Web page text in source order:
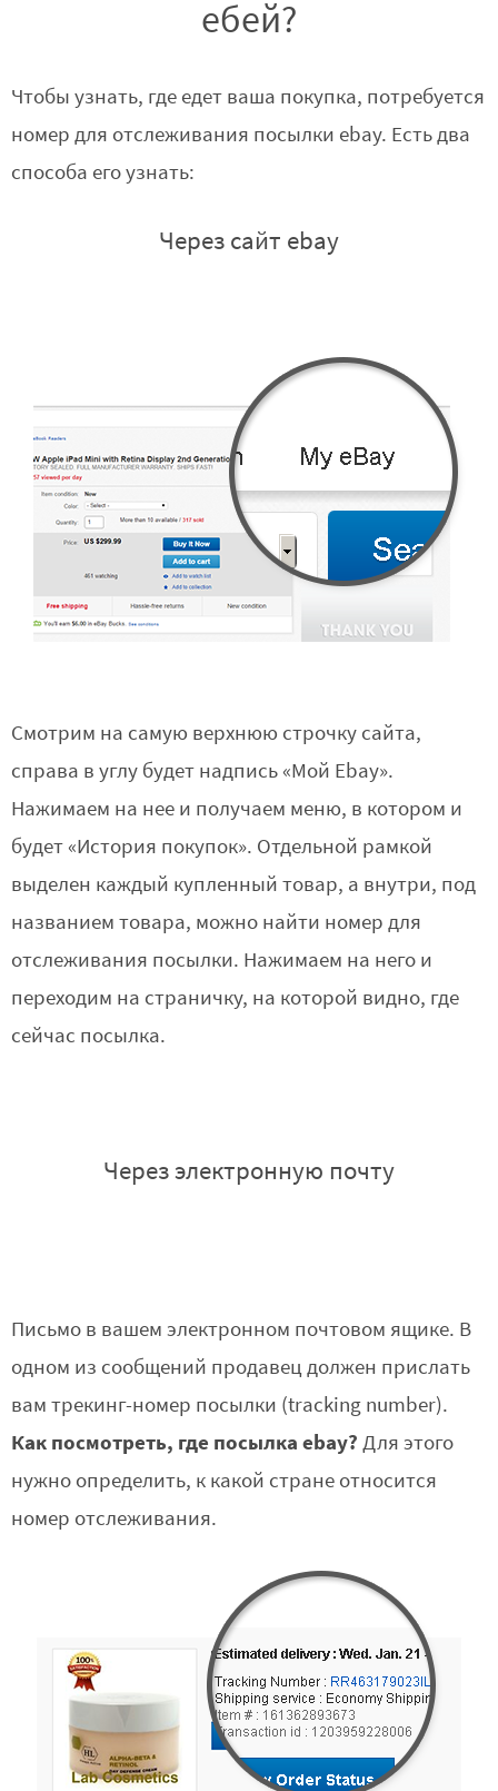
ебей?
Чтобы узнать, где едет ваша покупка, потребуется
номер для отслеживания посылки ebay. Есть два
способа его узнать:
Через сайт ebay
Смотрим на самую верхнюю строчку сайта,
справа в углу будет надпись «Мой Ebay».
Нажимаем на нее и получаем меню, в котором и
будет «История покупок». Отдельной рамкой
выделен каждый купленный товар, а внутри, под
названием товара, можно найти номер для
отслеживания посылки. Нажимаем на него и
переходим на страничку, на которой видно, где
сейчас посылка.
Через электронную почту
Письмо в вашем электронном почтовом ящике. В
одном из сообщений продавец должен прислать
вам трекинг-номер посылки (tracking number).
Как посмотреть, где посылка ebay? Для этого
нужно определить, к какой стране относится
номер отслеживания.